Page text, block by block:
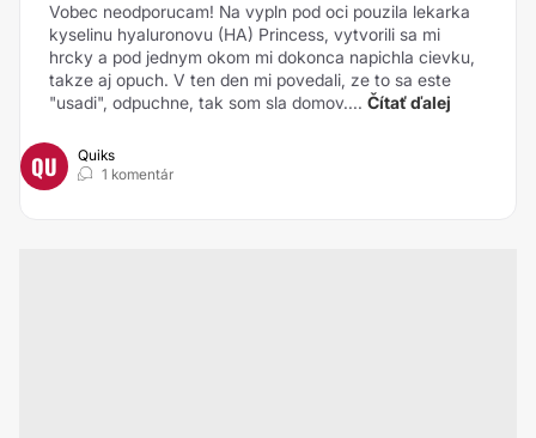
Vobec neodporucam! Na vypln pod oci pouzila lekarka
kyselinu hyaluronovu (HA) Princess, vytvorili sa mi
hrcky a pod jednym okom mi dokonca napichla cievku,
takze aj opuch. V ten den mi povedali, ze to sa este
"usadi", odpuchne, tak som sla domov.... Čítať ďalej
QU
Quiks
1 komentár